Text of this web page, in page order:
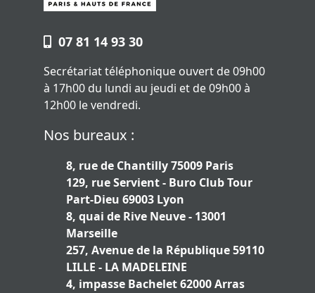
07 81 14 93 30
Secrétariat téléphonique ouvert de 09h00
à 17h00 du lundi au jeudi et de 09h00 à
12h00 le vendredi.
Nos bureaux :
8, rue de Chantilly 75009 Paris
129, rue Servient - Buro Club Tour
Part-Dieu 69003 Lyon
8, quai de Rive Neuve - 13001
Marseille
257, Avenue de la République 59110
LILLE - LA MADELEINE
4, impasse Bachelet 62000 Arras